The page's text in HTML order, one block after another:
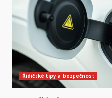
Řidičské tipy a bezpečnost